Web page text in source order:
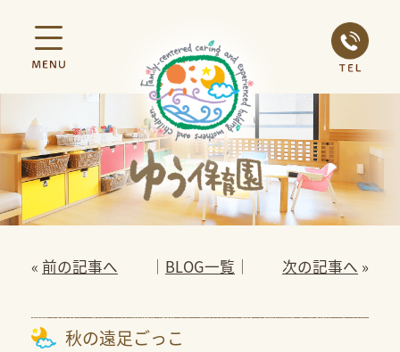
« 前の記事へ │ BLOG一覧 │ 次の記事へ »
秋の遠足ごっこ